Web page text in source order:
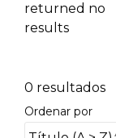
returned no
results
0 resultados
Ordenar por